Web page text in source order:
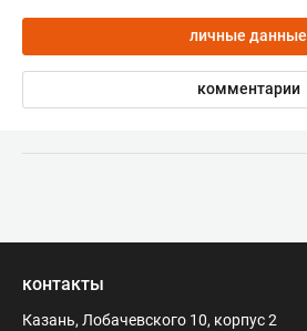
личные данные
комментарии
контакты
Казань, Лобачевского 10, корпус 2